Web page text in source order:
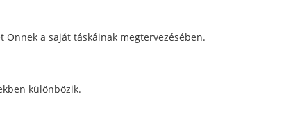
a saját táskáinak megtervezésében.
különbözik.